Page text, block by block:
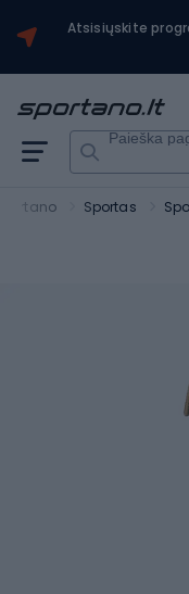
Atsisiųskite
Paieška
Sportas